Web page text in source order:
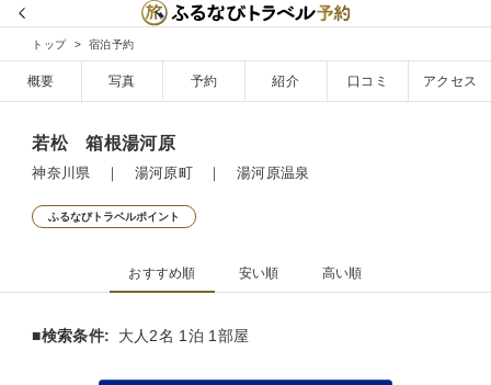
トップ 宿泊予約
概要 写真 予約 紹介 口コミ アクセス
若松 箱根湯河原
神奈川県 ｜ 湯河原町 ｜ 湯河原温泉
ふるなびトラベルポイント
おすすめ順 安い順 高い順
■検索条件: 大人2名 1泊 1部屋